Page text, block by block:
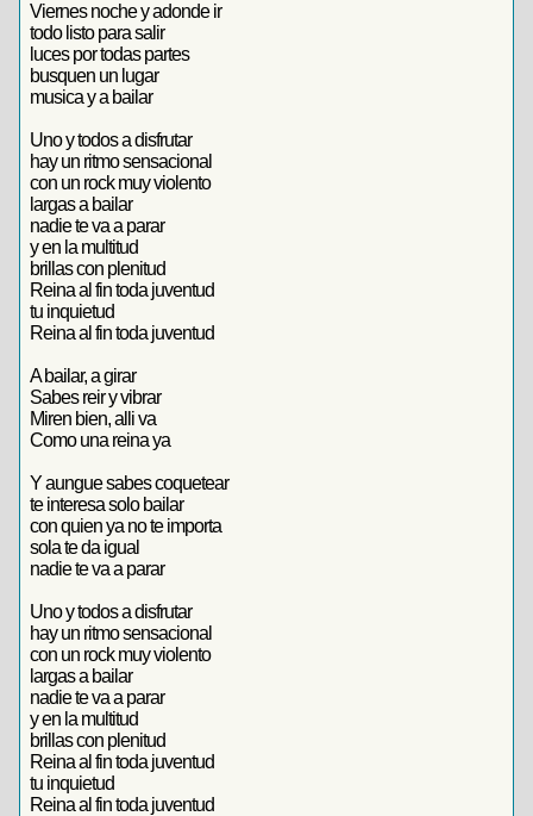
Viernes noche y adonde ir
todo listo para salir
luces por todas partes
busquen un lugar
musica y a bailar
Uno y todos a disfrutar
hay un ritmo sensacional
con un rock muy violento
largas a bailar
nadie te va a parar
y en la multitud
brillas con plenitud
Reina al fin toda juventud
tu inquietud
Reina al fin toda juventud
A bailar, a girar
Sabes reir y vibrar
Miren bien, alli va
Como una reina ya
Y aungue sabes coquetear
te interesa solo bailar
con quien ya no te importa
sola te da igual
nadie te va a parar
Uno y todos a disfrutar
hay un ritmo sensacional
con un rock muy violento
largas a bailar
nadie te va a parar
y en la multitud
brillas con plenitud
Reina al fin toda juventud
tu inquietud
Reina al fin toda juventud